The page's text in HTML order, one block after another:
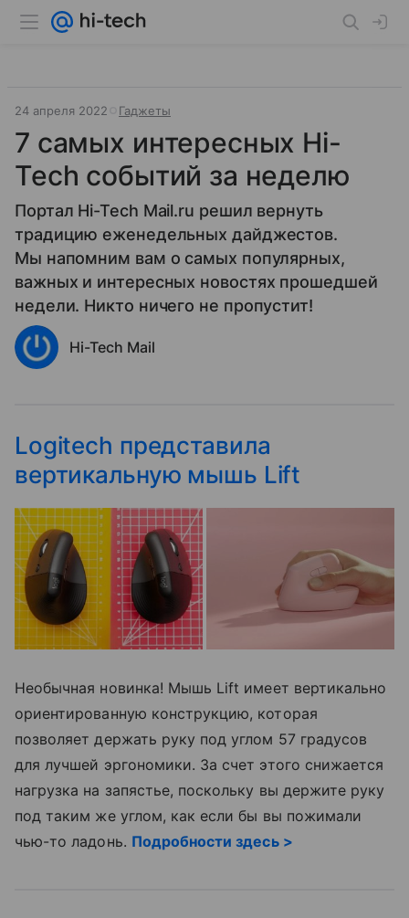
24 апреля 2022 Гаджеты
7 самых интересных Hi-
Tech событий за неделю
Портал Hi-Tech Mail.ru решил вернуть
традицию еженедельных дайджестов.
Мы напомним вам о самых популярных,
важных и интересных новостях прошедшей
недели. Никто ничего не пропустит!
Hi-Tech Mail
Logitech представила
вертикальную мышь Lift
Необычная новинка! Мышь Lift имеет вертикально
ориентированную конструкцию, которая
позволяет держать руку под углом 57 градусов
для лучшей эргономики. За счет этого снижается
нагрузка на запястье, поскольку вы держите руку
под таким же углом, как если бы вы пожимали
чью-то ладонь. Подробности здесь >